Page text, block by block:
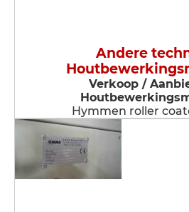
Andere
Verkoop /
Hymmen roller